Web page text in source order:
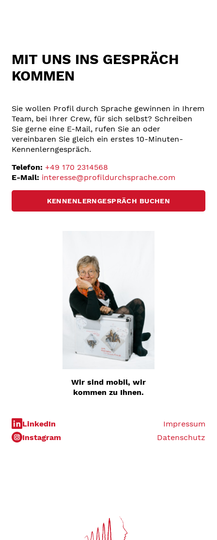
MIT UNS INS GESPRÄCH
KOMMEN
Sie wollen Profil durch Sprache gewinnen in Ihrem
Team, bei Ihrer Crew, für sich selbst? Schreiben
Sie gerne eine E-Mail, rufen Sie an oder
vereinbaren Sie gleich ein erstes 10-Minuten-
Kennenlerngespräch.
Telefon: +49 170 2314568
E-Mail: interesse@profildurchsprache.com
KENNENLERNGESPRÄCH BUCHEN
Wir sind mobil, wir
kommen zu Ihnen.
LinkedIn
Instagram
Impressum
Datenschutz